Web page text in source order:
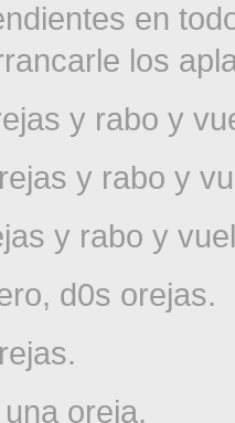
en
los
y rabo y
y rabo y
y rabo y
d0s orejas.
oreja.